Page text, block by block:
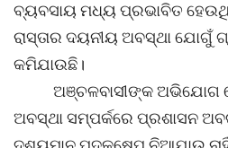
ବ୍ୟବସାୟ ମଧ୍ୟ ପ୍ରଭାବିତ
ରାସ୍ତାର ଦୟନୀୟ ଅବସ୍ଥା ଯୋଗୁଁ
କମିଯାଉଛି।
ଅଞ୍ଚଳବାସୀଙ୍କ ଅଭିଯୋଗ
ଅବସ୍ଥା ସମ୍ପର୍କରେ ପ୍ରଶାସନ